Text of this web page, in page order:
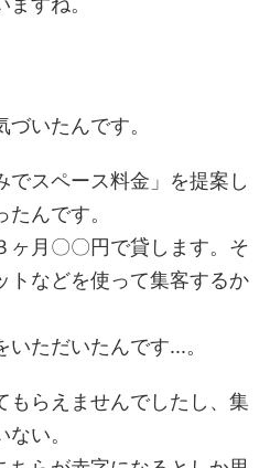
いたんです。
でスペース料金」を提案し
んです。
ヶ月〇〇円で貸します。そ
トなどを使って集客するか
ただいたんです...。
もらえませんでしたし、集
い。